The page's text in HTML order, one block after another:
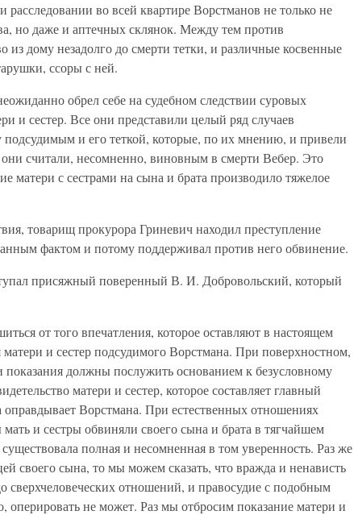
во всей квартире Ворстманов не только не
но даже и аптечных склянок. Между тем против
из дому незадолго до смерти тетки, и различные косвенные
ссоры с ней.
обрел себе на судебном следствии суровых
и сестер. Все они представили целый ряд случаев
и его теткой, которые, по их мнению, и привели
они считали, несомненно, виновным в смерти Вебер. Это
матери с сестрами на сына и брата производило тяжелое
товарищ прокурора Гриневич находил преступление
фактом и потому поддерживал против него обвинение.
присяжный поверенный В. И. Добровольский, который
от того впечатления, которое оставляют в настоящем
и сестер подсудимого Ворстмана. При поверхностном,
должны послужить основанием к безусловному
матери и сестер, которое составляет главный
оправдывает Ворстмана. При естественных отношениях
мать и сестры обвиняли своего сына и брата в тягчайшем
полная и несомненная в том уверенность. Раз же
своего сына, то мы можем сказать, что вражда и ненависть
отношений, и правосудие с подобным
оперировать не может. Раз мы отбросим показание матери и